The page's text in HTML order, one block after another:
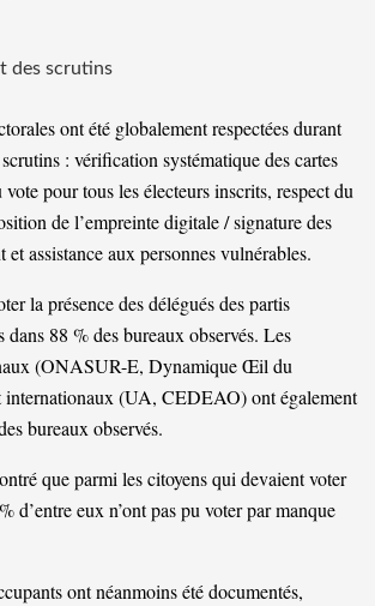
des scrutins
ont été globalement respectées durant
: vérification systématique des cartes
vote pour tous les électeurs inscrits, respect du
de l’empreinte digitale / signature des
et assistance aux personnes vulnérables.
la présence des délégués des partis
88 % des bureaux observés. Les
(ONASUR-E, Dynamique Œil du
(UA, CEDEAO) ont également
bureaux observés.
que parmi les citoyens qui devaient voter
d’entre eux n’ont pas pu voter par manque
ont néanmoins été documentés,